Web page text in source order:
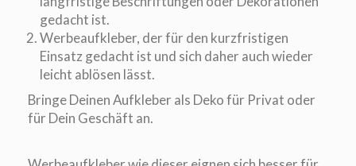
gedacht ist.
Werbeaufkleber, der für den kurzfristigen
Einsatz gedacht ist und sich daher auch wieder
leicht ablösen lässt.
Bringe Deinen Aufkleber als Deko für Privat oder
für Dein Geschäft an.